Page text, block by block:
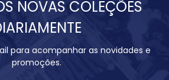
NOVAS COLEÇÕES
para acompanhar as novidades e
promoções.